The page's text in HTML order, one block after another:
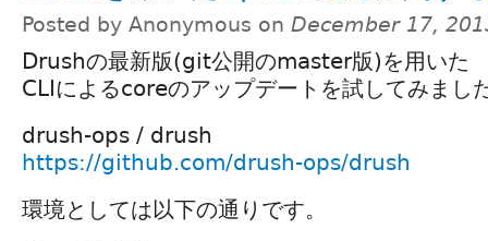
Posted by Anonymous on December 17,
Drushの最新版(git公開のmaster版)を用いた
CLIによるcoreのアップデートを試してみまし
drush-ops / drush
https://github.com/drush-ops/drush
環境としては以下の通りです。